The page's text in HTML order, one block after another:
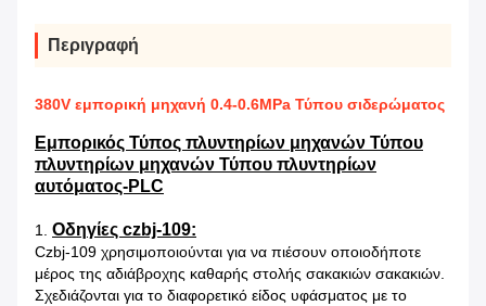
Περιγραφή
380V εμπορική μηχανή 0.4-0.6MPa Τύπου σιδερώματος
Εμπορικός Τύπος πλυντηρίων μηχανών Τύπου
πλυντηρίων μηχανών Τύπου πλυντηρίων
αυτόματος-PLC
1. Οδηγίες czbj-109:
Czbj-109 χρησιμοποιούνται για να πιέσουν οποιοδήποτε
μέρος της αδιάβροχης καθαρής στολής σακακιών σακακιών.
Σχεδιάζονται για το διαφορετικό είδος υφάσματος με το